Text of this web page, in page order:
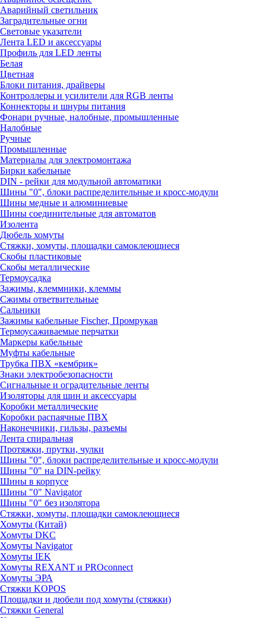
Аварийный светильник
Заградительные огни
Световые указатели
Лента LED и аксессуары
Профиль для LED ленты
Белая
Цветная
Блоки питания, драйверы
Контроллеры и усилители для RGB ленты
Коннекторы и шнуры питания
Фонари ручные, налобные, промышленные
Налобные
Ручные
Промышленные
Материалы для электромонтажа
Бирки кабельные
DIN - рейки для модульной автоматики
Шины "0", блоки распределительные и кросс-модули
Шины медные и алюминиевые
Шины соединительные для автоматов
Изолента
Дюбель хомуты
Стяжки, хомуты, площадки самоклеющиеся
Скобы пластиковые
Скобы металлические
Термоусадка
Зажимы, клеммники, клеммы
Сжимы ответвительные
Сальники
Зажимы кабельные Fischer, Промрукав
Термоусаживаемые перчатки
Маркеры кабельные
Муфты кабельные
Трубка ПВХ «кембрик»
Знаки электробезопасности
Сигнальные и оградительные ленты
Изоляторы для шин и аксессуары
Коробки металлические
Коробки распаячные ПВХ
Наконечники, гильзы, разъемы
Лента спиральная
Протяжки, прутки, чулки
Шины "0", блоки распределительные и кросс-модули
Шины "0" на DIN-рейку
Шины в корпусе
Шины "0" Navigator
Шины "0" без изолятора
Стяжки, хомуты, площадки самоклеющиеся
Хомуты (Китай)
Хомуты DKC
Хомуты Navigator
Хомуты IEK
Хомуты REXANT и PROconnect
Хомуты ЭРА
Стяжки KOPOS
Площадки и дюбели под хомуты (стяжки)
Стяжки General